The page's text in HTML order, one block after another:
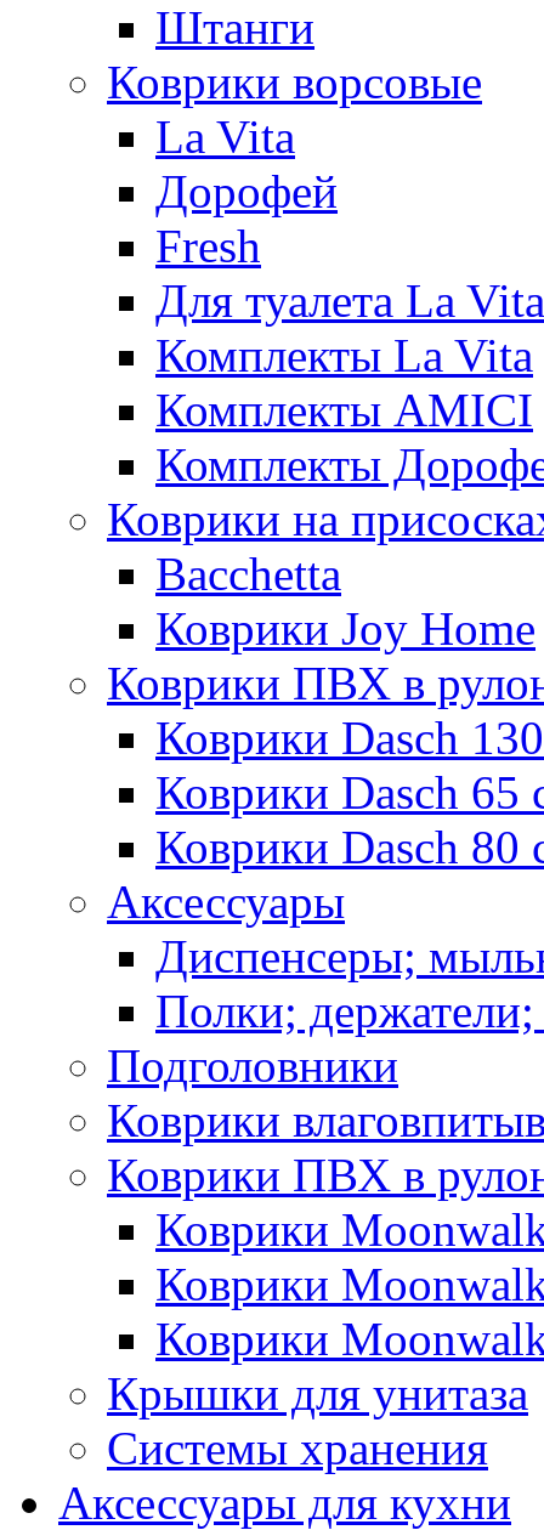
Штанги
Коврики ворсовые
La Vita
Дорофей
Fresh
Для туалета La Vita
Комплекты La Vita
Комплекты AMICI
Комплекты
Коврики на
Bacchetta
Коврики Joy Home
Коврики ПВХ в
Коврики Dasch
Коврики Dasch 65
Коврики Dasch 80
Аксессуары
Диспенсеры;
Полки;
Подголовники
Коврики
Коврики ПВХ в
Коврики
Коврики
Коврики
Крышки для унитаза
Системы хранения
Аксессуары для кухни